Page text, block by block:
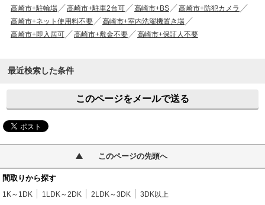
高崎市+駐輪場
高崎市+駐車2台可 高崎市+BS
高崎市+防犯カメラ
高崎市+ネット使用料不要
高崎市+室内洗濯機置き場
高崎市+即入居可
高崎市+敷金不要 高崎市+保証人不要
最近検索した条件
このページをメールで送る
このページの先頭へ
間取りから探す
1K～1DK 1LDK～2DK 2LDK～3DK 3DK以上